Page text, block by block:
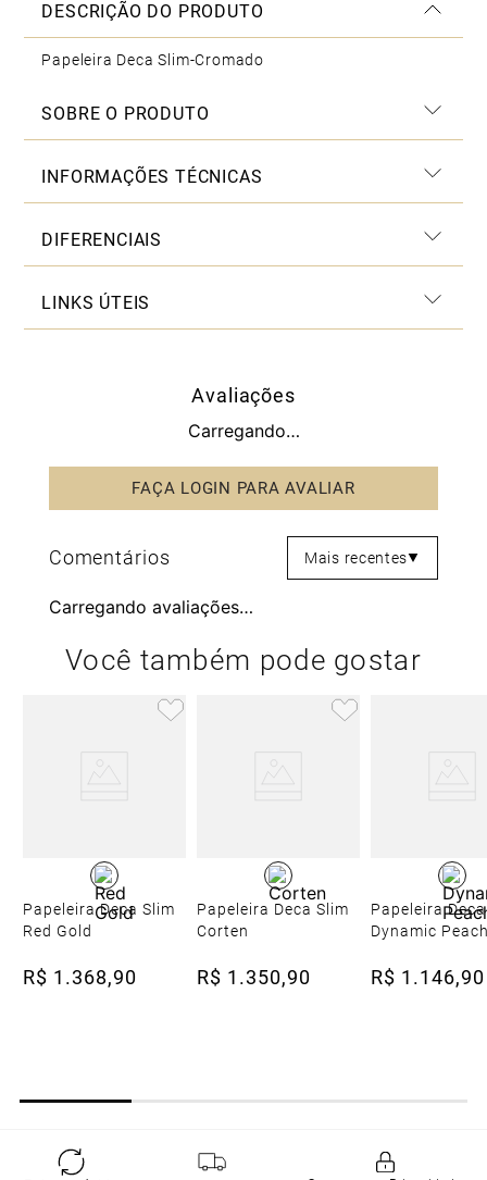
DESCRIÇÃO DO PRODUTO
Papeleira Deca Slim-Cromado
SOBRE O PRODUTO
INFORMAÇÕES TÉCNICAS
DIFERENCIAIS
LINKS ÚTEIS
Avaliações
Carregando…
Mais recentes
Carregando avaliações…
Você também pode gostar
Papeleira Deca Slim
Red Gold
R$ 1 .368,90
Papeleira Deca Slim
Corten
R$ 1 .350,90
Papeleira
Dynamic
R$ 1 .146,90